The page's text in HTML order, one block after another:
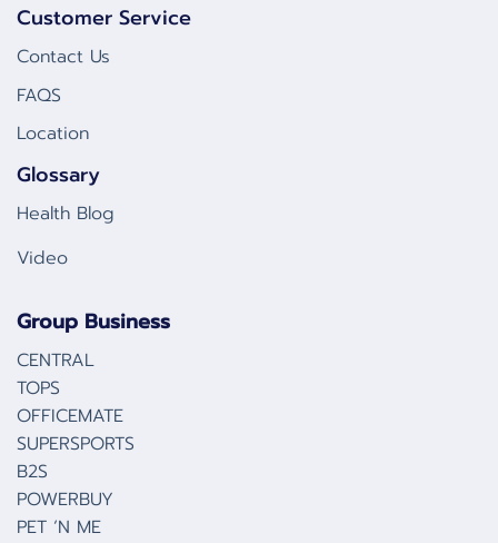
Customer Service
Contact Us
FAQS
Location
Glossary
Health Blog
Video
Group Business
CENTRAL
TOPS
OFFICEMATE
SUPERSPORTS
B2S
POWERBUY
PET ‘N ME